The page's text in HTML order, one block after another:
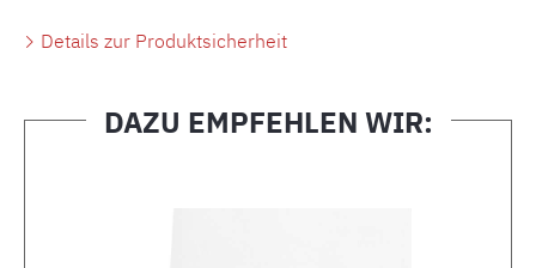
Details zur Produktsicherheit
DAZU EMPFEHLEN WIR: